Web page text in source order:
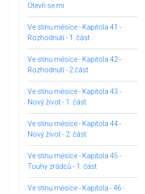
Otevři se mi
Ve stínu měsíce - Kapitola 41 -
Rozhodnutí - 1. část
Ve stínu měsíce - Kapitola 42 -
Rozhodnutí - 2.část
Ve stínu měsíce - Kapitola 43 -
Nový život - 1. část
Ve stínu měsíce - Kapitola 44 -
Nový život - 2. část
Ve stínu měsíce - Kapitola 45 -
Touhy zrádců - 1. část
Ve stínu měsíce - Kapitola - 46 -